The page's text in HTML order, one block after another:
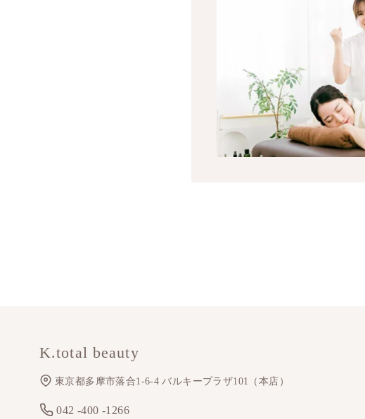
K.total beauty
東京都多摩市落合1-6-4 バルキープラザ101（本店）
042 -400 -1266